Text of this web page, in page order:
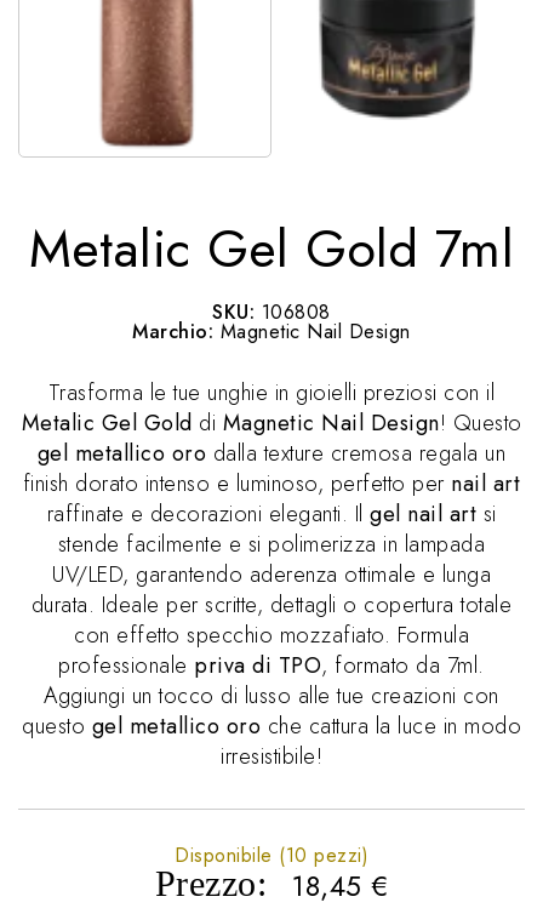
Metalic Gel Gold 7ml
SKU: 106808
Marchio: Magnetic Nail Design
Trasforma le tue unghie in gioielli preziosi con il
Metalic Gel Gold di Magnetic Nail Design! Questo
gel metallico oro dalla texture cremosa regala un
finish dorato intenso e luminoso, perfetto per nail art
raffinate e decorazioni eleganti. Il gel nail art si
stende facilmente e si polimerizza in lampada
UV/LED, garantendo aderenza ottimale e lunga
durata. Ideale per scritte, dettagli o copertura totale
con effetto specchio mozzafiato. Formula
professionale priva di TPO, formato da 7ml.
Aggiungi un tocco di lusso alle tue creazioni con
questo gel metallico oro che cattura la luce in modo
irresistibile!
Prezzo: 18,45 €
Disponibile (10 pezzi)